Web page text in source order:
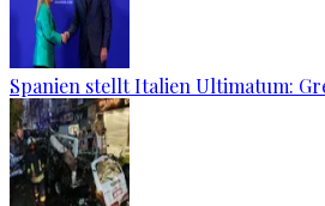
Spanien stellt Italien Ultimatum: